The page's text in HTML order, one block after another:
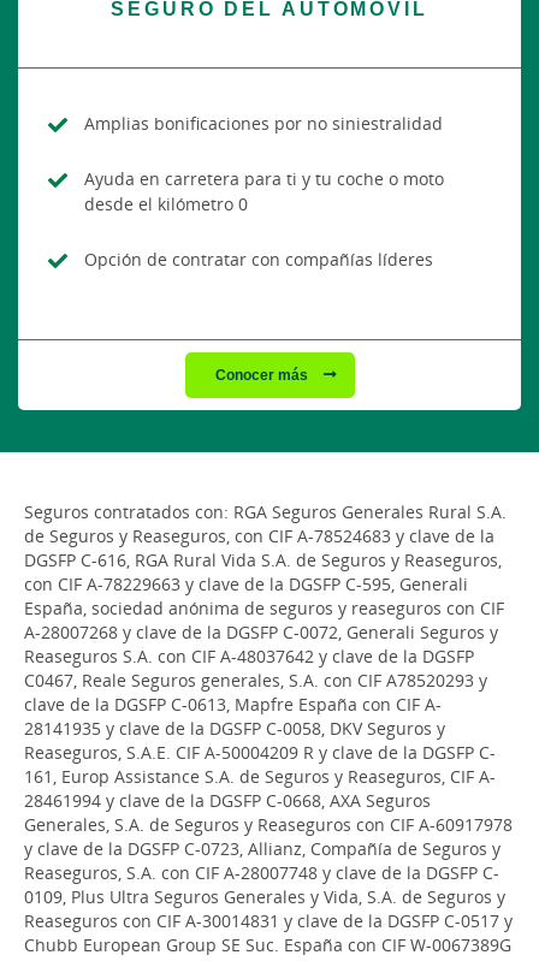
SEGURO DEL AUTOMÓVIL
Amplias bonificaciones por no siniestralidad
Ayuda en carretera para ti y tu coche o moto
desde el kilómetro 0
Opción de contratar con compañías líderes
Conocer más
Seguros contratados con: RGA Seguros Generales Rural S.A.
de Seguros y Reaseguros, con CIF A-78524683 y clave de la
DGSFP C-616, RGA Rural Vida S.A. de Seguros y Reaseguros,
con CIF A-78229663 y clave de la DGSFP C-595, Generali
España, sociedad anónima de seguros y reaseguros con CIF
A-28007268 y clave de la DGSFP C-0072, Generali Seguros y
Reaseguros S.A. con CIF A-48037642 y clave de la DGSFP
C0467, Reale Seguros generales, S.A. con CIF A78520293 y
clave de la DGSFP C-0613, Mapfre España con CIF A-
28141935 y clave de la DGSFP C-0058, DKV Seguros y
Reaseguros, S.A.E. CIF A-50004209 R y clave de la DGSFP C-
161, Europ Assistance S.A. de Seguros y Reaseguros, CIF A-
28461994 y clave de la DGSFP C-0668, AXA Seguros
Generales, S.A. de Seguros y Reaseguros con CIF A-60917978
y clave de la DGSFP C-0723, Allianz, Compañía de Seguros y
Reaseguros, S.A. con CIF A-28007748 y clave de la DGSFP C-
0109, Plus Ultra Seguros Generales y Vida, S.A. de Seguros y
Reaseguros con CIF A-30014831 y clave de la DGSFP C-0517 y
Chubb European Group SE Suc. España con CIF W-0067389G